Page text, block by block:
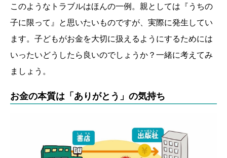
このようなトラブルはほんの一例。親としては『うちの
子に限って』と思いたいものですが、実際に発生してい
ます。子どもがお金を大切に扱えるようにするためには
いったいどうしたら良いのでしょうか？一緒に考えてみ
ましょう。
お金の本質は「ありがとう」の気持ち